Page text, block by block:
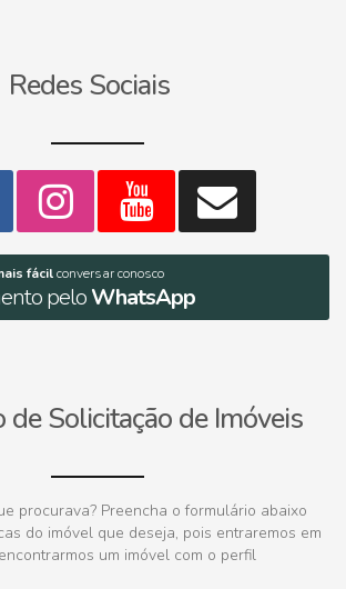
Redes Sociais
fácilconversar conosco
peloWhatsApp
Solicitação de Imóveis
procurava? Preencha o formulário abaixo
do imóvel que deseja, pois entraremos em
um imóvel com o perfil